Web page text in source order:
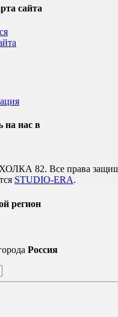
сайта
на нас в
82. Все права
STUDIO-ERA.
регион
Россия